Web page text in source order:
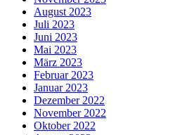
August 2023
Juli 2023
Juni 2023
Mai 2023
März 2023
Februar 2023
Januar 2023
Dezember 2022
November 2022
Oktober 2022